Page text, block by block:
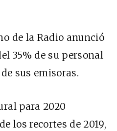
de la Radio anunció
35% de su personal
sus emisoras.
para 2020
los recortes de 2019,